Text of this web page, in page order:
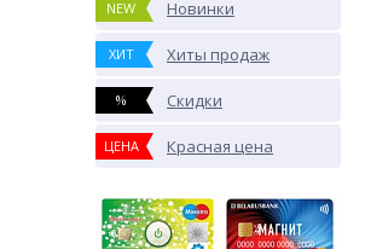
NEW Новинки
ХИТ Хиты продаж
% Скидки
ЦЕНА Красная цена